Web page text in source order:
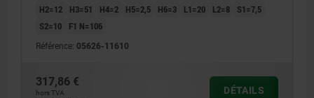
H2=12
H3=51 H4=2 H5=2,5 H6=3 L1=20 L2=8
S1=7,5
S2=10
F1 N=106
Référence: 05626-11610
317,86 €
hors TVA
DÉTAILS